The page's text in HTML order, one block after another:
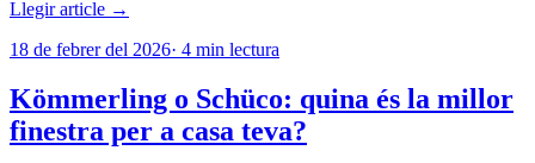
Llegir article →
18 de febrer del 2026· 4 min lectura
Kömmerling o Schüco: quina és la millor
finestra per a casa teva?